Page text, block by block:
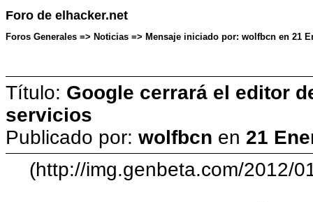
Foro de elhacker.net
Foros Generales => Noticias => Mensaje iniciado por: wolfbcn en 21
Título: Google cerrará el editor
servicios
Publicado por: wolfbcn en 21
(http://img.genbeta.com/2012/